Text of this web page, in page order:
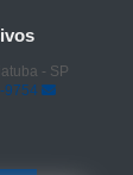
- SP
9754